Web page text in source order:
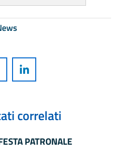
correlati
PATRONALE